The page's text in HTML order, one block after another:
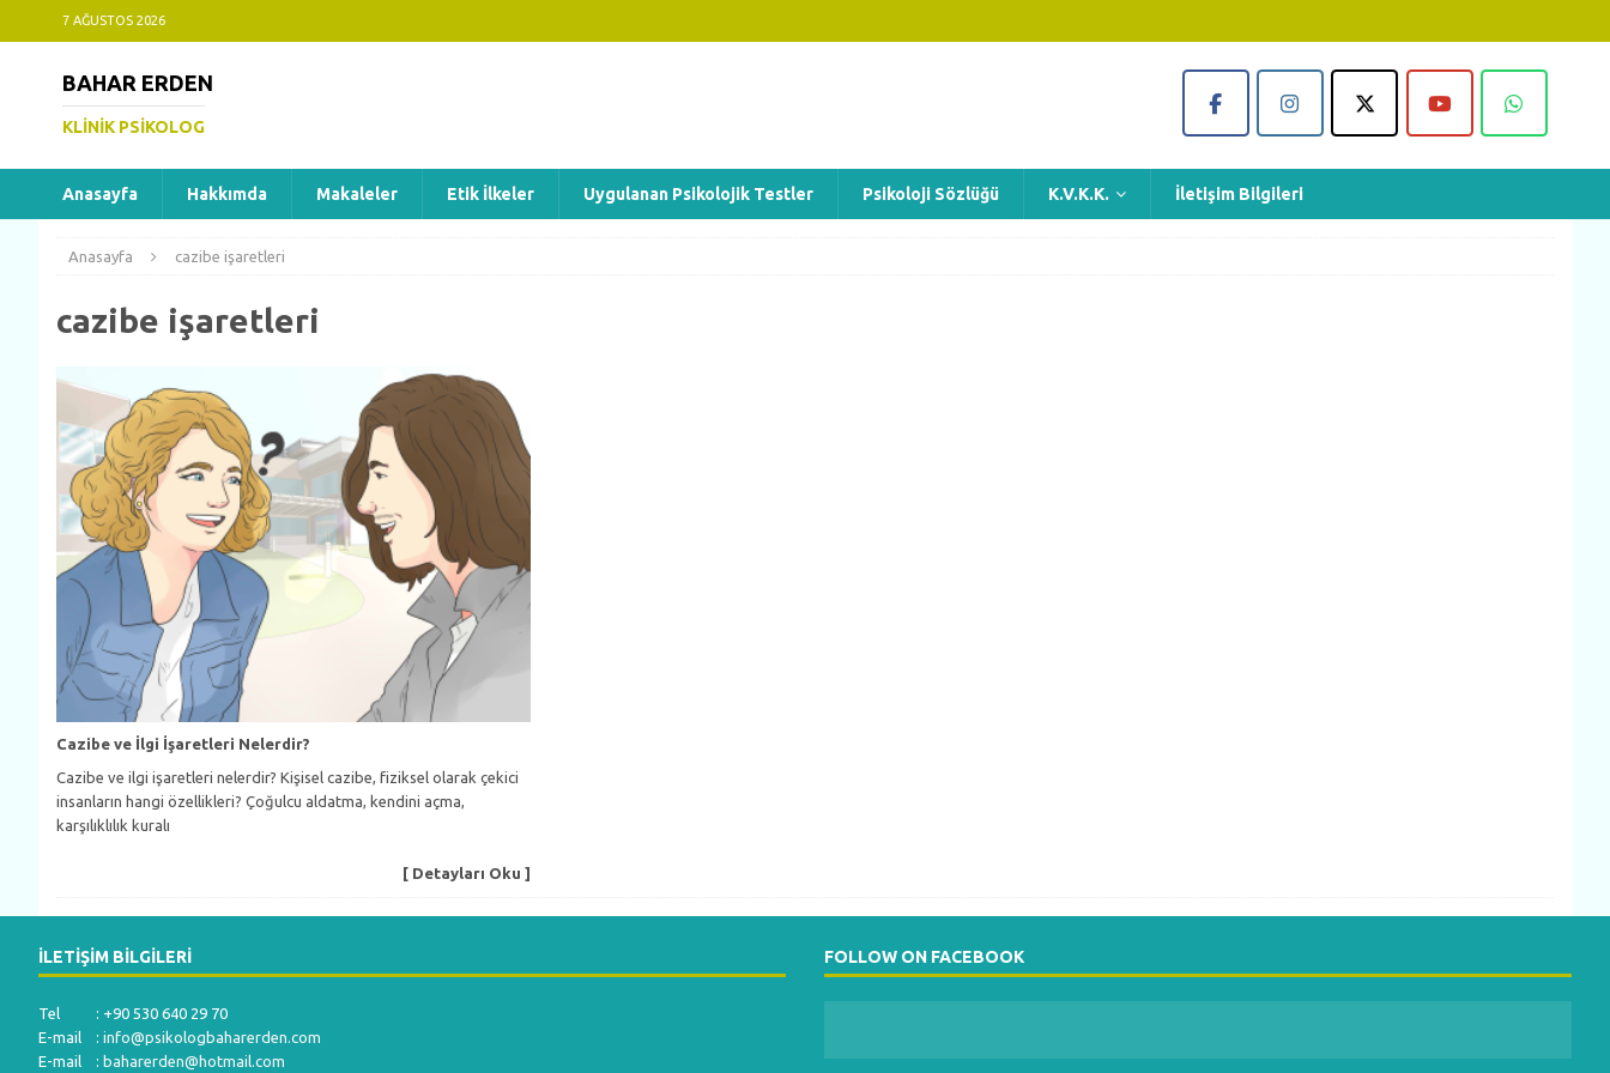
7 AĞUSTOS 2026
BAHAR ERDEN
KLINIK PSIKOLOG
Anasayfa Hakkımda Makaleler Etik İlkeler Uygulanan Psikolojik Testler Psikoloji Sözlüğü K.V.K.K. İletişim Bilgileri
Anasayfa cazibe işaretleri
cazibe işaretleri
Cazibe ve İlgi İşaretleri Nelerdir?
Cazibe ve ilgi işaretleri nelerdir? Kişisel cazibe, fiziksel olarak çekici
insanların hangi özellikleri? Çoğulcu aldatma, kendini açma,
karşılıklılık kuralı
[ Detayları Oku ]
İLETIŞIM BILGILERI
Tel : +90 530 640 29 70
E-mail : info@psikologbaharerden.com
E-mail : baharerden@hotmail.com
FOLLOW ON FACEBOOK